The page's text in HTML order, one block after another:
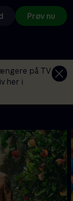
Prøv nu
på TV
her i